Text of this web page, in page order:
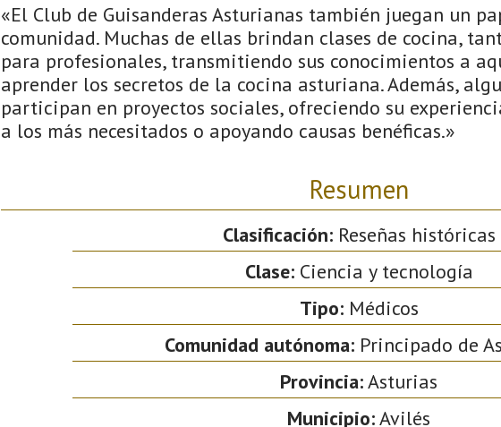
«El Club de Guisanderas Asturianas también juegan un
comunidad. Muchas de ellas brindan clases de cocina,
para profesionales, transmitiendo sus conocimientos a
aprender los secretos de la cocina asturiana. Además,
participan en proyectos sociales, ofreciendo su
a los más necesitados o apoyando causas benéficas.»
Resumen
Clasificación:Reseñas históricas
Clase:Ciencia y tecnología
Tipo:Médicos
Comunidad autónoma: Principado de
Provincia:Asturias
Municipio:Avilés